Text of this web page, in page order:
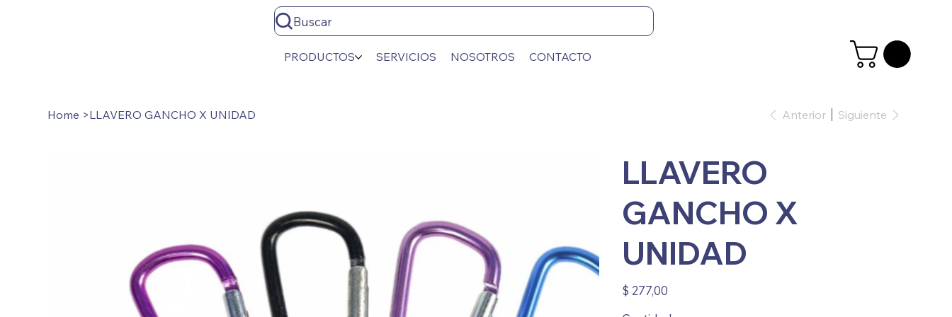
Buscar
PRODUCTOS SERVICIOS NOSOTROS CONTACTO
Home >LLAVERO GANCHO X UNIDAD Anterior Siguiente
LLAVERO
GANCHO X
UNIDAD
Precio
$ 277,00